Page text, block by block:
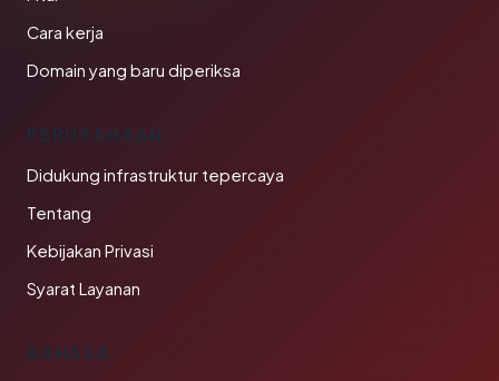
Cara kerja
Domain yang baru diperiksa
PERUSAHAAN
Didukung infrastruktur tepercaya
Tentang
Kebijakan Privasi
Syarat Layanan
BAHASA